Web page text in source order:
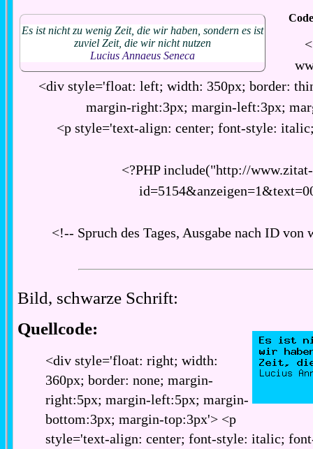
Es ist nicht zu wenig Zeit, die wir haben, sondern es ist
zuviel Zeit, die wir nicht nutzen
Lucius Annaeus Seneca
<div style='float: left; width: 350px; border:
margin-right:3px; margin-left:3px;
<p style='text-align: center; font-style:
<?PHP include("http://
<!-- Spruch des Tages, Ausgabe nach ID
Bild, schwarze Schrift:
Quellcode:
<div style='float: right; width:
360px; border: none; margin-
right:5px; margin-left:5px; margin-
bottom:3px; margin-top:3px'> <p
style='text-align: center; font-style: italic;